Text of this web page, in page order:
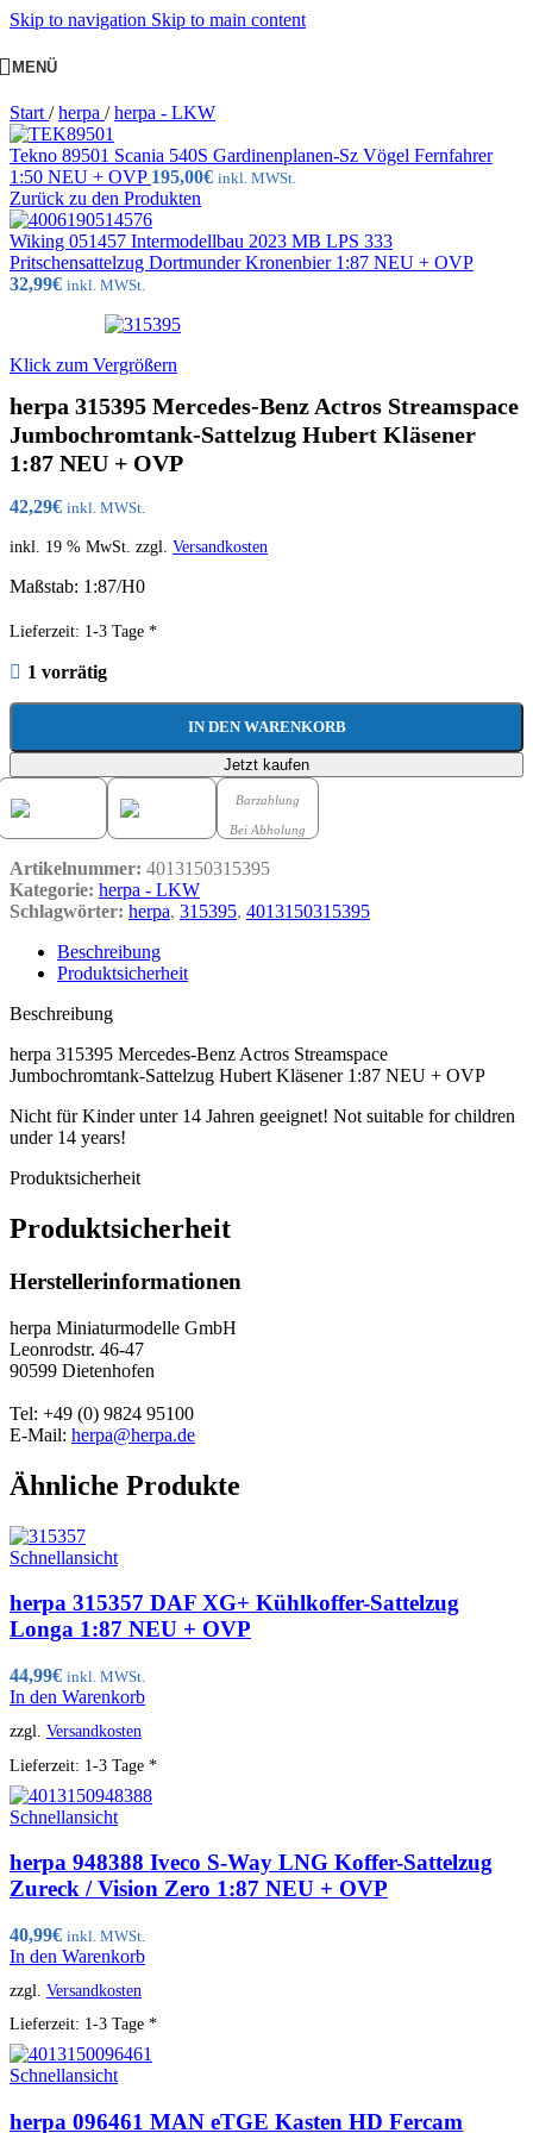
Skip to navigation Skip to main content
MENÜ
Start / herpa / herpa - LKW
Tekno 89501 Scania 540S Gardinenplanen-Sz Vögel Fernfahrer
1:50 NEU + OVP 195,00€ inkl. MWSt.
Zurück zu den Produkten
Wiking 051457 Intermodellbau 2023 MB LPS 333
Pritschensattelzug Dortmunder Kronenbier 1:87 NEU + OVP
32,99€ inkl. MWSt.
Klick zum Vergrößern
herpa 315395 Mercedes-Benz Actros Streamspace
Jumbochromtank-Sattelzug Hubert Kläsener
1:87 NEU + OVP
42,29€ inkl. MWSt.
inkl. 19 % MwSt. zzgl. Versandkosten
Maßstab: 1:87/H0
Lieferzeit: 1-3 Tage *
1 vorrätig
IN DEN WARENKORB
Jetzt kaufen
Barzahlung
Bei Abholung
Artikelnummer: 4013150315395
Kategorie: herpa - LKW
Schlagwörter: herpa, 315395, 4013150315395
Beschreibung
Produktsicherheit
Beschreibung
herpa 315395 Mercedes-Benz Actros Streamspace
Jumbochromtank-Sattelzug Hubert Kläsener 1:87 NEU + OVP
Nicht für Kinder unter 14 Jahren geeignet! Not suitable for children
under 14 years!
Produktsicherheit
Produktsicherheit
Herstellerinformationen
herpa Miniaturmodelle GmbH
Leonrodstr. 46-47
90599 Dietenhofen
Tel: +49 (0) 9824 95100
E-Mail: herpa@herpa.de
Ähnliche Produkte
Schnellansicht
herpa 315357 DAF XG+ Kühlkoffer-Sattelzug
Longa 1:87 NEU + OVP
44,99€ inkl. MWSt.
In den Warenkorb
zzgl. Versandkosten
Lieferzeit: 1-3 Tage *
Schnellansicht
herpa 948388 Iveco S-Way LNG Koffer-Sattelzug
Zureck / Vision Zero 1:87 NEU + OVP
40,99€ inkl. MWSt.
In den Warenkorb
zzgl. Versandkosten
Lieferzeit: 1-3 Tage *
Schnellansicht
herpa 096461 MAN eTGE Kasten HD Fercam